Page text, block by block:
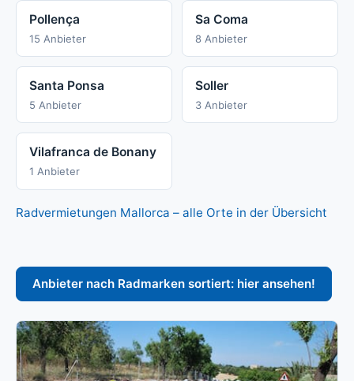
Pollença
15 Anbieter
Sa Coma
8 Anbieter
Santa Ponsa
5 Anbieter
Soller
3 Anbieter
Vilafranca de Bonany
1 Anbieter
Radvermietungen Mallorca – alle Orte in der Übersicht
Anbieter nach Radmarken sortiert: hier ansehen!